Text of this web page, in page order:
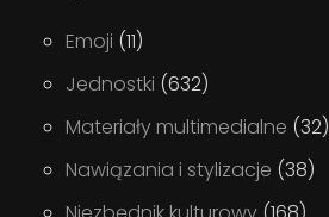
Emoji (11)
Jednostki (632)
Materiały multimedialne (32)
Nawiązania i stylizacje (38)